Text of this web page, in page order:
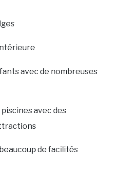
avec de nombreuses
avec des
de facilités